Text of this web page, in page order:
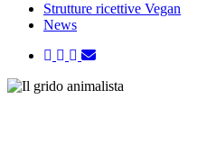
Strutture ricettive Vegan
News
twitter
facebook
instagram
email